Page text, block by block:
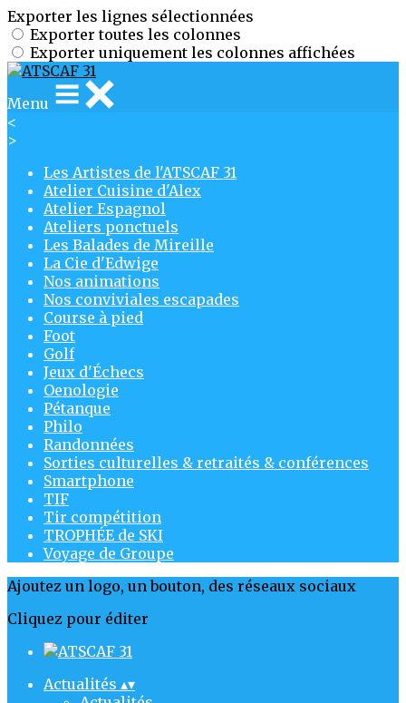
Exporter les lignes sélectionnées
Exporter toutes les colonnes
Exporter uniquement les colonnes affichées
Menu
<
>
Les Artistes de l'ATSCAF 31
Atelier Cuisine d'Alex
Atelier Espagnol
Ateliers ponctuels
Les Balades de Mireille
La Cie d'Edwige
Nos animations
Nos conviviales escapades
Course à pied
Foot
Golf
Jeux d'Échecs
Oenologie
Pétanque
Philo
Randonnées
Sorties culturelles & retraités & conférences
Smartphone
TIF
Tir compétition
TROPHÉE de SKI
Voyage de Groupe
Ajoutez un logo, un bouton, des réseaux sociaux
Cliquez pour éditer
Actualités ▴▾